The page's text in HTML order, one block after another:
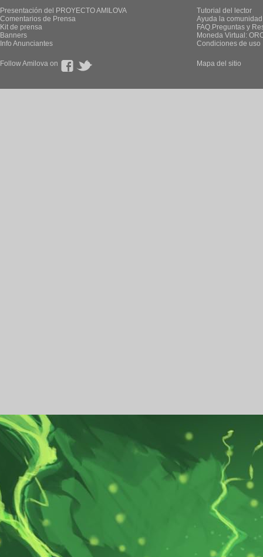
Presentación del PROYECTO AMILOVA
Comentarios de Prensa
Kit de prensa
Banners
Info Anunciantes
Tutorial del lector
Ayuda la
FAQ.Preguntas y
Moneda Virtual:
Condiciones de uso
Follow Amilova on Mapa del sitio